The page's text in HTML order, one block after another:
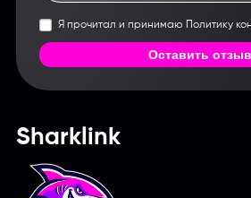
Я прочитал и принимаю Политику
Оставить отзыв
Sharklink